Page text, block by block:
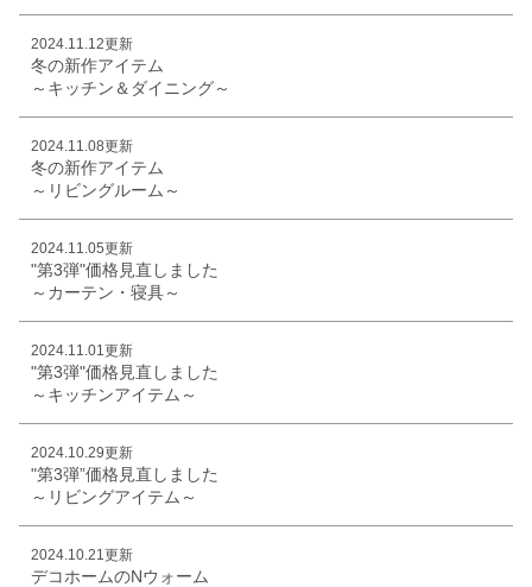
2024.11.12更新
冬の新作アイテム
～キッチン＆ダイニング～
2024.11.08更新
冬の新作アイテム
～リビングルーム～
2024.11.05更新
"第3弾"価格見直しました
～カーテン・寝具～
2024.11.01更新
"第3弾"価格見直しました
～キッチンアイテム～
2024.10.29更新
"第3弾”価格見直しました
～リビングアイテム～
2024.10.21更新
デコホームのNウォーム